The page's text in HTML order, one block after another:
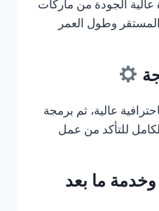
عالية الجودة من ماركات
وطول العمر
عالية، ثم برمجة
للتأكد من عمل
وخدمة ما بعد